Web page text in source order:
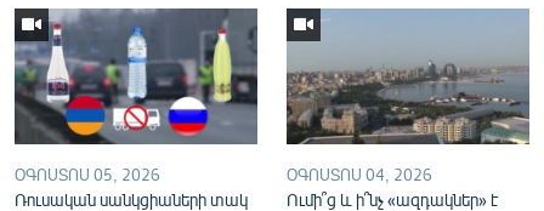
ՕԳՈՍՏՈՍ 05, 2026
Ռուսական սանկցիաների տակ
ՕԳՈՍՏՈՍ 04, 2026
Ումի՞ց և ի՞նչ «ազդակներ» է